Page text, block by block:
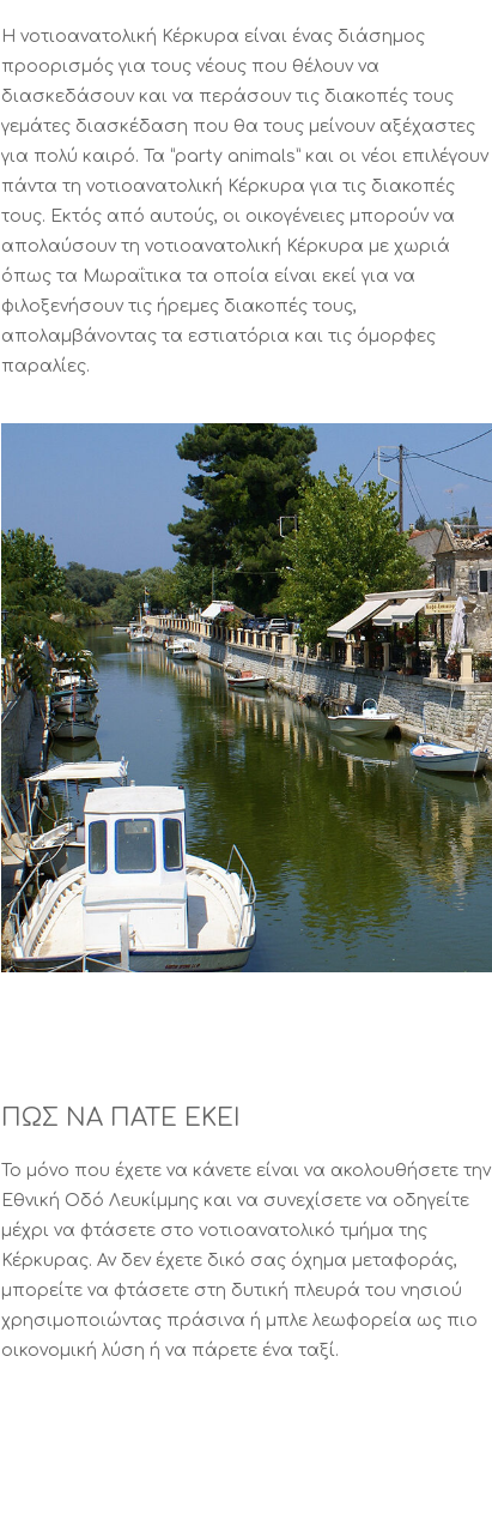
Η νοτιοανατολική Κέρκυρα είναι ένας διάσημος
προορισμός για τους νέους που θέλουν να
διασκεδάσουν και να περάσουν τις διακοπές τους
γεμάτες διασκέδαση που θα τους μείνουν αξέχαστες
για πολύ καιρό. Τα “party animals” και οι νέοι επιλέγουν
πάντα τη νοτιοανατολική Κέρκυρα για τις διακοπές
τους. Εκτός από αυτούς, οι οικογένειες μπορούν να
απολαύσουν τη νοτιοανατολική Κέρκυρα με χωριά
όπως τα Μωραΐτικα τα οποία είναι εκεί για να
φιλοξενήσουν τις ήρεμες διακοπές τους,
απολαμβάνοντας τα εστιατόρια και τις όμορφες
παραλίες.
ΠΩΣ ΝΑ ΠΑΤΕ ΕΚΕΙ
Το μόνο που έχετε να κάνετε είναι να ακολουθήσετε την
Εθνική Οδό Λευκίμμης και να συνεχίσετε να οδηγείτε
μέχρι να φτάσετε στο νοτιοανατολικό τμήμα της
Κέρκυρας. Αν δεν έχετε δικό σας όχημα μεταφοράς,
μπορείτε να φτάσετε στη δυτική πλευρά του νησιού
χρησιμοποιώντας πράσινα ή μπλε λεωφορεία ως πιο
οικονομική λύση ή να πάρετε ένα ταξί.